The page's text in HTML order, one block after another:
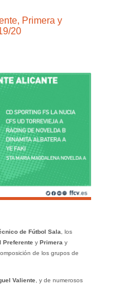
Primera y
20
de Fútbol Sala , los
Preferentey Primera y
de los grupos de
Valiente, y de numerosos